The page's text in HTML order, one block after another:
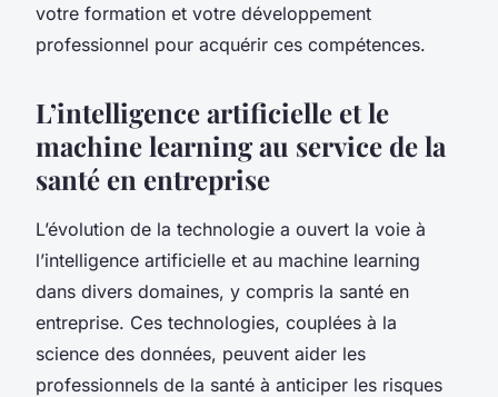
votre formation et votre développement
professionnel pour acquérir ces compétences.
L’intelligence artificielle et le
machine learning au service de la
santé en entreprise
L’évolution de la technologie a ouvert la voie à
l’intelligence artificielle et au machine learning
dans divers domaines, y compris la santé en
entreprise. Ces technologies, couplées à la
science des données, peuvent aider les
professionnels de la santé à anticiper les risques